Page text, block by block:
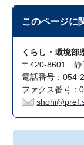
このページに
くらし・環境部
〒420-8601 静
電話番号：054-
ファクス番号：